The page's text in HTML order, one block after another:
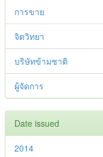
การขาย
จิตวิทยา
บริษัทข้ามชาติ
ผู้จัดการ
Date issued
2014